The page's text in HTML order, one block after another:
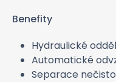
Benefity
Hydraulické
Automatické
Separace